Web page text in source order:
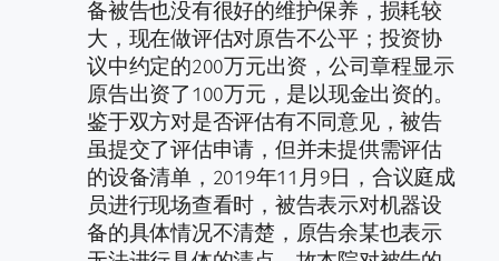
备被告也没有很好的维护保养，损耗较
大，现在做评估对原告不公平；投资协
议中约定的200万元出资，公司章程显示
原告出资了100万元，是以现金出资的。
鉴于双方对是否评估有不同意见，被告
虽提交了评估申请，但并未提供需评估
的设备清单，2019年11月9日，合议庭成
员进行现场查看时，被告表示对机器设
备的具体情况不清楚，原告余某也表示